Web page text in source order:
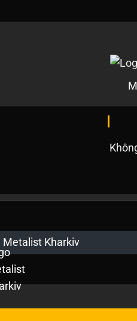
Metalist Kharkiv